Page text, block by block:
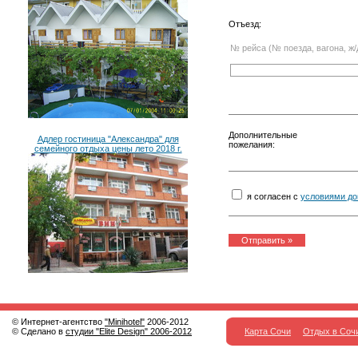
Адлер гостиница "Александра" для
семейного отдыха цены лето 2018 г.
Отъезд:
№ рейса (№ поезда, вагона, ж/
Дополнительные
пожелания:
я согласен с условиями
© Интернет-агентство "Minihotel" 2006-2012
© Сделано в студии "Elite Design" 2006-2012 Карта Сочи Отдых в